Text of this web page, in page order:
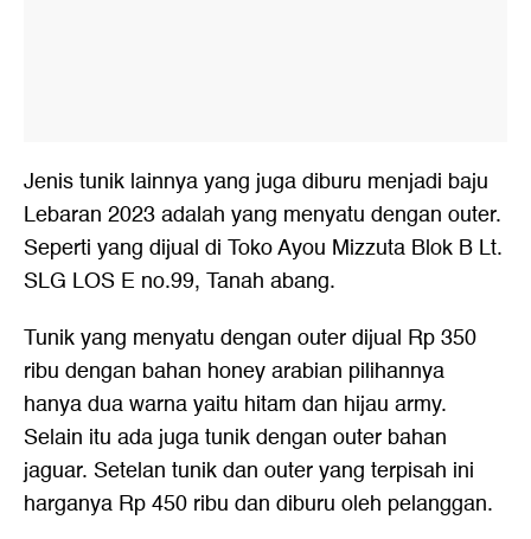
Jenis tunik lainnya yang juga diburu menjadi baju
Lebaran 2023 adalah yang menyatu dengan outer.
Seperti yang dijual di Toko Ayou Mizzuta Blok B Lt.
SLG LOS E no.99, Tanah abang.
Tunik yang menyatu dengan outer dijual Rp 350
ribu dengan bahan honey arabian pilihannya
hanya dua warna yaitu hitam dan hijau army.
Selain itu ada juga tunik dengan outer bahan
jaguar. Setelan tunik dan outer yang terpisah ini
harganya Rp 450 ribu dan diburu oleh pelanggan.